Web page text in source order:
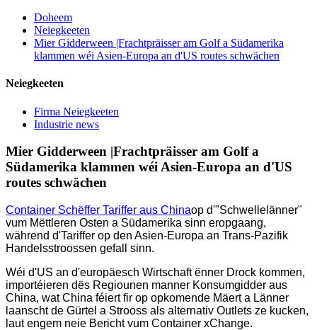
Doheem
Neiegkeeten
Mier Gidderween |Frachtpräisser am Golf a Südamerika
klammen wéi Asien-Europa an d'US routes schwächen
Neiegkeeten
Firma Neiegkeeten
Industrie news
Mier Gidderween |Frachtpräisser am Golf a
Südamerika klammen wéi Asien-Europa an d'US
routes schwächen
Container Schëffer Tariffer aus Chinaop d'"Schwellelänner"
vum Mëttleren Osten a Südamerika sinn eropgaang,
während d'Tariffer op den Asien-Europa an Trans-Pazifik
Handelsstroossen gefall sinn.
Wéi d'US an d'europäesch Wirtschaft ënner Drock kommen,
importéieren dës Regiounen manner Konsumgidder aus
China, wat China féiert fir op opkomende Mäert a Länner
laanscht de Gürtel a Strooss als alternativ Outlets ze kucken,
laut engem neie Bericht vum Container xChange.